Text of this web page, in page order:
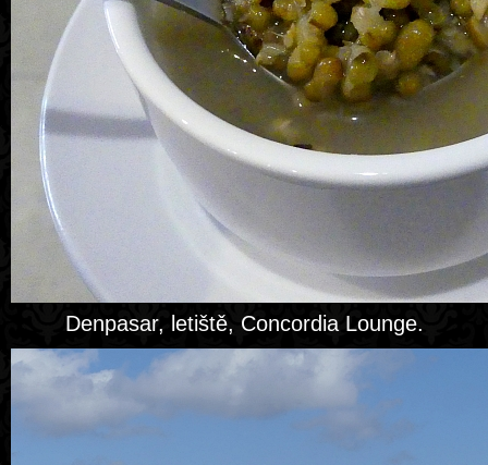
Denpasar, letiště, Concordia Lounge.